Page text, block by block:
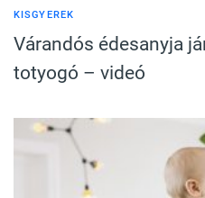
KISGYEREK
Várandós édesanyja
totyogó – videó